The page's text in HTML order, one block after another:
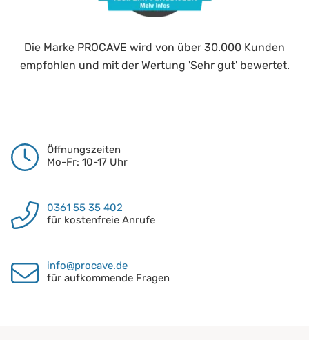
Die Marke PROCAVE wird von über 30.000 Kunden
empfohlen und mit der Wertung 'Sehr gut' bewertet.
Öffnungszeiten
Mo-Fr: 10-17 Uhr
0361 55 35 402
für kostenfreie Anrufe
info@procave.de
für aufkommende Fragen